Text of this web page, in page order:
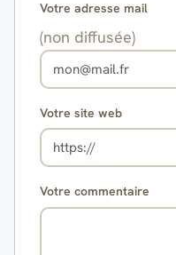
Votre adresse mail
(non diffusée)
Votre site web
Votre commentaire